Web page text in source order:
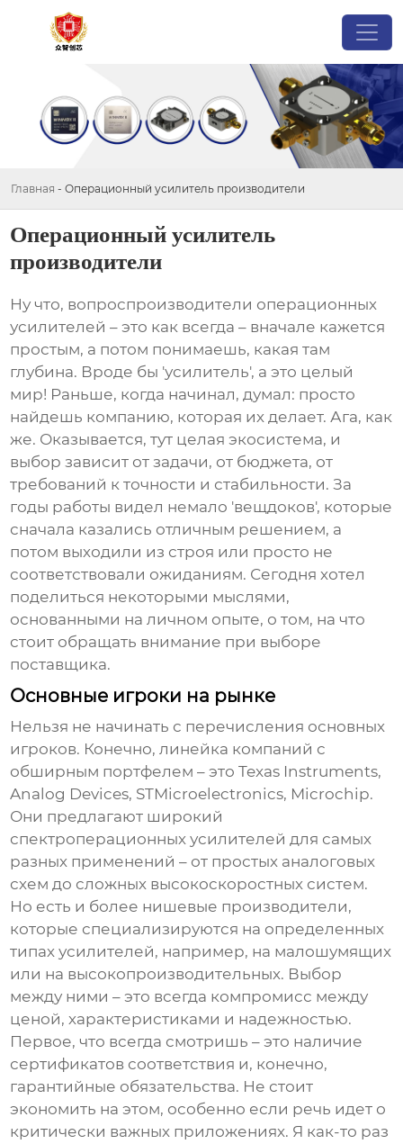
Главная - Операционный усилитель производители
Операционный усилитель
производители
Ну что, вопроспроизводители операционных
усилителей – это как всегда – вначале кажется
простым, а потом понимаешь, какая там
глубина. Вроде бы 'усилитель', а это целый
мир! Раньше, когда начинал, думал: просто
найдешь компанию, которая их делает. Ага, как
же. Оказывается, тут целая экосистема, и
выбор зависит от задачи, от бюджета, от
требований к точности и стабильности. За
годы работы видел немало 'вещдоков', которые
сначала казались отличным решением, а
потом выходили из строя или просто не
соответствовали ожиданиям. Сегодня хотел
поделиться некоторыми мыслями,
основанными на личном опыте, о том, на что
стоит обращать внимание при выборе
поставщика.
Основные игроки на рынке
Нельзя не начинать с перечисления основных
игроков. Конечно, линейка компаний с
обширным портфелем – это Texas Instruments,
Analog Devices, STMicroelectronics, Microchip.
Они предлагают широкий
спектроперационных усилителей для самых
разных применений – от простых аналоговых
схем до сложных высокоскоростных систем.
Но есть и более нишевые производители,
которые специализируются на определенных
типах усилителей, например, на малошумящих
или на высокопроизводительных. Выбор
между ними – это всегда компромисс между
ценой, характеристиками и надежностью.
Первое, что всегда смотришь – это наличие
сертификатов соответствия и, конечно,
гарантийные обязательства. Не стоит
экономить на этом, особенно если речь идет о
критически важных приложениях. Я как-то раз